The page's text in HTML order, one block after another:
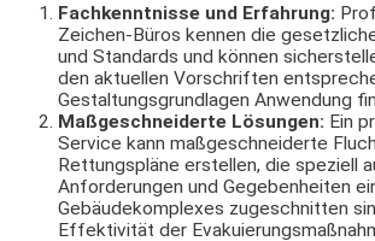
Fachkenntnisse und Erfahrung:
Zeichen-Büros kennen die
und Standards und können
den aktuellen Vorschriften
Gestaltungsgrundlagen Anwendung
Maßgeschneiderte Lösungen: Ein
Service kann maßgeschneiderte
Rettungspläne erstellen, die speziell
Anforderungen und Gegebenheiten
Gebäudekomplexes zugeschnitten
Effektivität der